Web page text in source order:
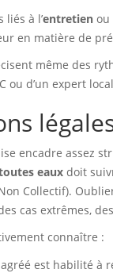
liés à l’entretien ou
en matière de
même des
ou d’un expert
encadre assez
eaux doit
Collectif).
cas extrêmes,
connaître :
est habilité à